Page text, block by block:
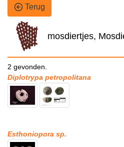
Terug
mosdiertjes,
2 gevonden.
Diplotrypa petropolitana
Esthoniopora sp.